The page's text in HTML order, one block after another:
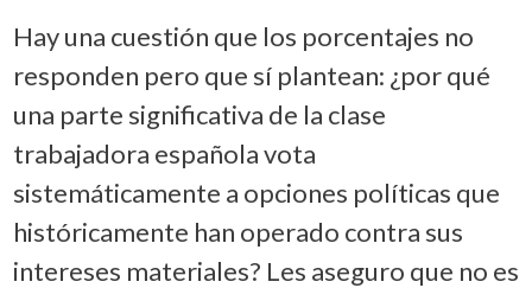
Hay una cuestión que los porcentajes no
responden pero que sí plantean: ¿por qué
una parte significativa de la clase
trabajadora española vota
sistemáticamente a opciones políticas que
históricamente han operado contra sus
intereses materiales? Les aseguro que no es